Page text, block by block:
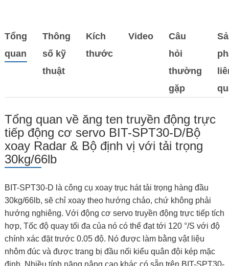
Tổng
quan
Thông
số kỹ
thuật
Kích
thước
Video
Câu
hỏi
thường
gặp
Tổng quan về ăng ten truyền động trực
tiếp động cơ servo BIT-SPT30-D/Bộ
xoay Radar & Bộ định vị với tải trọng
30kg/66lb
BIT-SPT30-D là công cụ xoay trục hát tải trọng hàng đầu
30kg/66lb, sẽ chỉ xoay theo hướng chảo, chứ không phải
hướng nghiêng. Với động cơ servo truyền động trực tiếp tích
hợp, Tốc độ quay tối đa của nó có thể đạt tới 120 °/S với độ
chính xác đặt trước 0.05 độ. Nó được làm bằng vật liệu
nhôm đúc và được trang bị đầu nối kiểu quân đội kép mặc